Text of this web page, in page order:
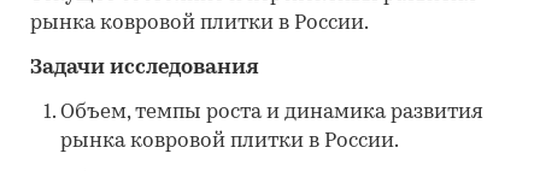
рынка ковровой плитки в России.
Задачи исследования
Объем, темпы роста и динамика развития
рынка ковровой плитки в России.